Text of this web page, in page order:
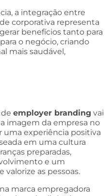
a integração entre
corporativa representa
benefícios tanto para
o negócio, criando
mais saudável,
employer branding vai
imagem da empresa no
uma experiência positiva
em uma cultura
preparadas,
e um
as pessoas.
marca empregadora